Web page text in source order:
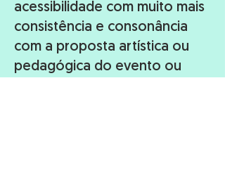
acessibilidade com muito mais
consistência e consonância
com a proposta artística ou
pedagógica do evento ou